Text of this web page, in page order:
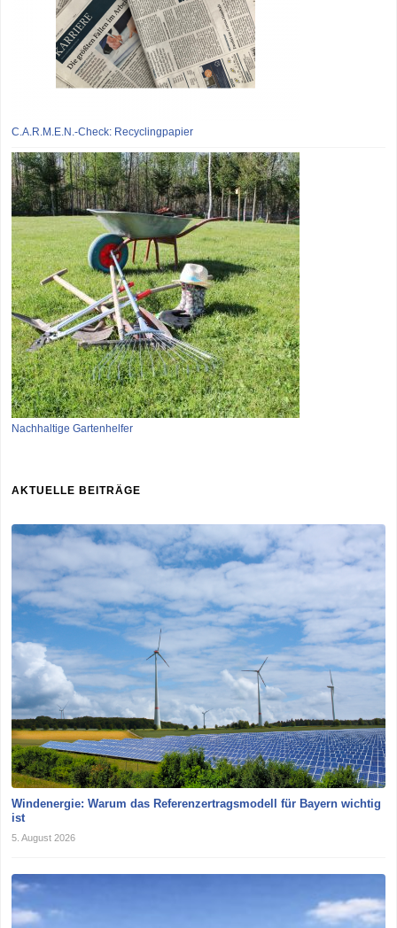
C.A.R.M.E.N.-Check: Recyclingpapier
Nachhaltige Gartenhelfer
AKTUELLE BEITRÄGE
Windenergie: Warum das Referenzertragsmodell für Bayern wichtig
ist
5. August 2026